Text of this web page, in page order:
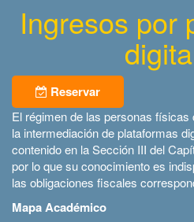
Ingresos por
Reservar
El régimen de las personas
la intermediación de plataformas
contenido en la Sección III del
por lo que su conocimiento es
las obligaciones fiscales
Mapa Académico